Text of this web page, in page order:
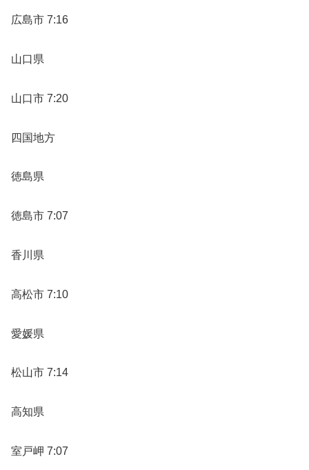
広島市 7:16
山口県
山口市 7:20
四国地方
徳島県
徳島市 7:07
香川県
高松市 7:10
愛媛県
松山市 7:14
高知県
室戸岬 7:07